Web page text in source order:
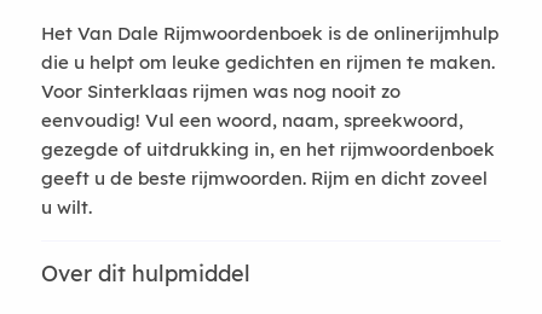
Het Van Dale Rijmwoordenboek is de onlinerijmhulp
die u helpt om leuke gedichten en rijmen te maken.
Voor Sinterklaas rijmen was nog nooit zo
eenvoudig! Vul een woord, naam, spreekwoord,
gezegde of uitdrukking in, en het rijmwoordenboek
geeft u de beste rijmwoorden. Rijm en dicht zoveel
u wilt.
Over dit hulpmiddel